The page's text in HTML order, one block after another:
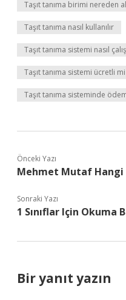
Taşıt tanıma birimi nereden
Taşıt tanıma nasıl kullanılır
Taşıt tanıma sistemi nasıl
Taşıt tanıma sistemi ücretli mi
Taşıt tanıma sisteminde
Önceki Yazı
Mehmet Mutaf Hangi
Sonraki Yazı
1 Sınıflar Için Okuma
Bir yanıt yazın